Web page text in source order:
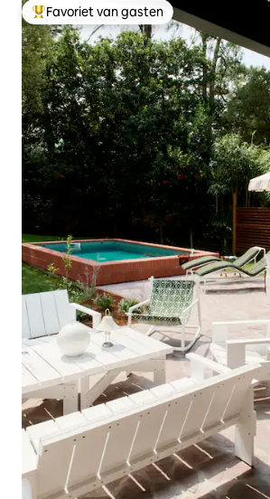
Topfavoriet van gasten
Favoriet van gasten